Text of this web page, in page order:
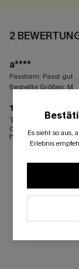
2
a****
Passform: Passt gut
Bestellte Größen: M
Tolles Produkt,
den Monokini so
habe.Es sieht so aus,
Erlebnis